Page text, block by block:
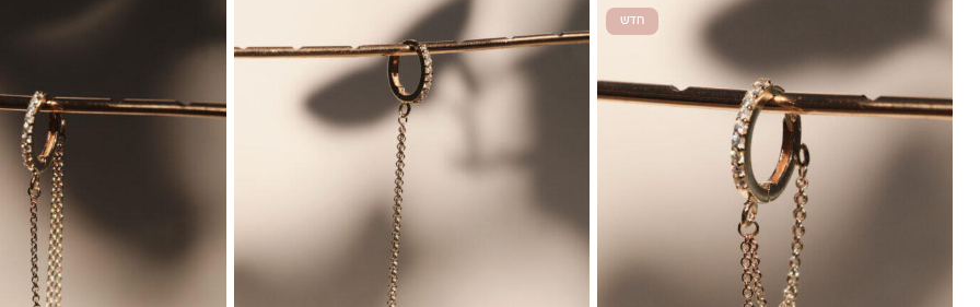
חדש